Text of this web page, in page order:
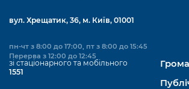
вул. Хрещатик, 36, м. Київ, 01001
пн-чт з 8:00 до 17:00, пт з 8:00 до 15:45
Перерва з 12:00 до 12:45
зі стаціонарного та мобільного
1551